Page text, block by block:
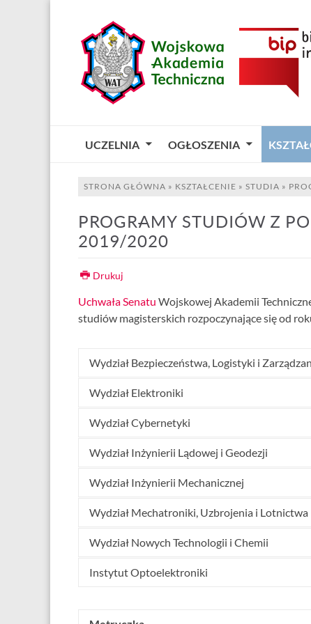
UCZELNIA OGŁOSZENIA
STRONA GŁÓWNA » KSZTAŁCENIE » STUDIA »
PROGRAMY STUDIÓW Z
2019/2020
Drukuj
Uchwała Senatu Wojskowej Akademii
studiów magisterskich rozpoczynające się od
Wydział Bezpieczeństwa, Logistyki i
Wydział Elektroniki
Wydział Cybernetyki
Wydział Inżynierii Lądowej i Geodezji
Wydział Inżynierii Mechanicznej
Wydział Mechatroniki, Uzbrojenia i Lotnictwa
Wydział Nowych Technologii i Chemii
Instytut Optoelektroniki